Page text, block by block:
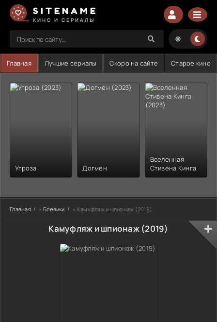
SITENAME
КИНО И СЕРИАЛЫ
Главная Лучшие сериалы Скоро на сайте Старое кино
Угроза Догмен
Вселенная
Стивена Кинга
Главная » Боевики » Камуфляж и шпионаж (2019)
Камуфляж и шпионаж (2019)